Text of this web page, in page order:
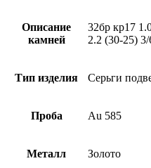
Описание
камней
32бр кр17
2.2 (30-25)
Тип изделия Серьги
Проба Au 585
Металл Золото